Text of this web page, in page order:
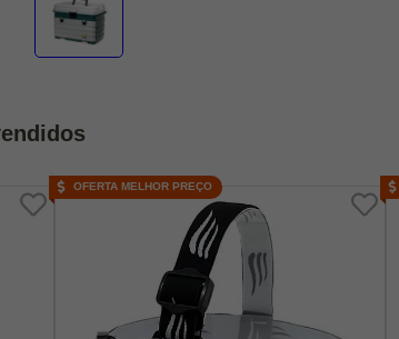
OFERTA MELHOR PREÇO